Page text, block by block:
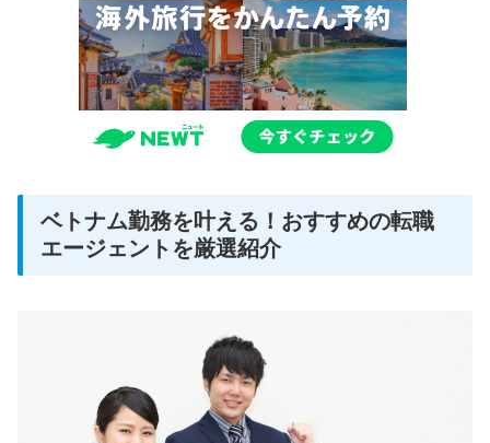
ベトナム勤務を叶える！おすすめの転職
エージェントを厳選紹介